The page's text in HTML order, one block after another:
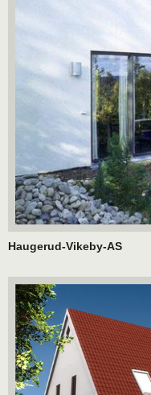
Haugerud-Vikeby-AS